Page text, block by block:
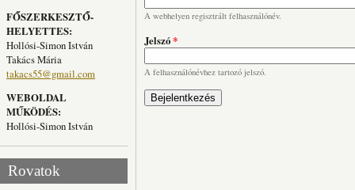
FŐSZERKESZTŐ-
HELYETTES:
Hollósi-Simon István
Takács Mária
takacs55@gmail.com
WEBOLDAL
MŰKÖDÉS:
Hollósi-Simon István
Rovatok
A webhelyen regisztrált felhasználónév.
Jelszó*
A felhasználónévhez tartozó jelszó.